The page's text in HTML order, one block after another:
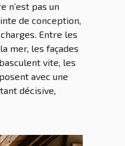
n’est pas un
de conception,
Entre les
mer, les façades
vite, les
avec une
décisive,